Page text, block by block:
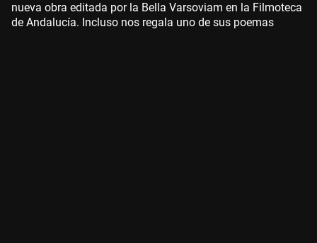
nueva obra editada por la Bella Varsoviam en la Filmoteca
de Andalucía. Incluso nos regala uno de sus poemas